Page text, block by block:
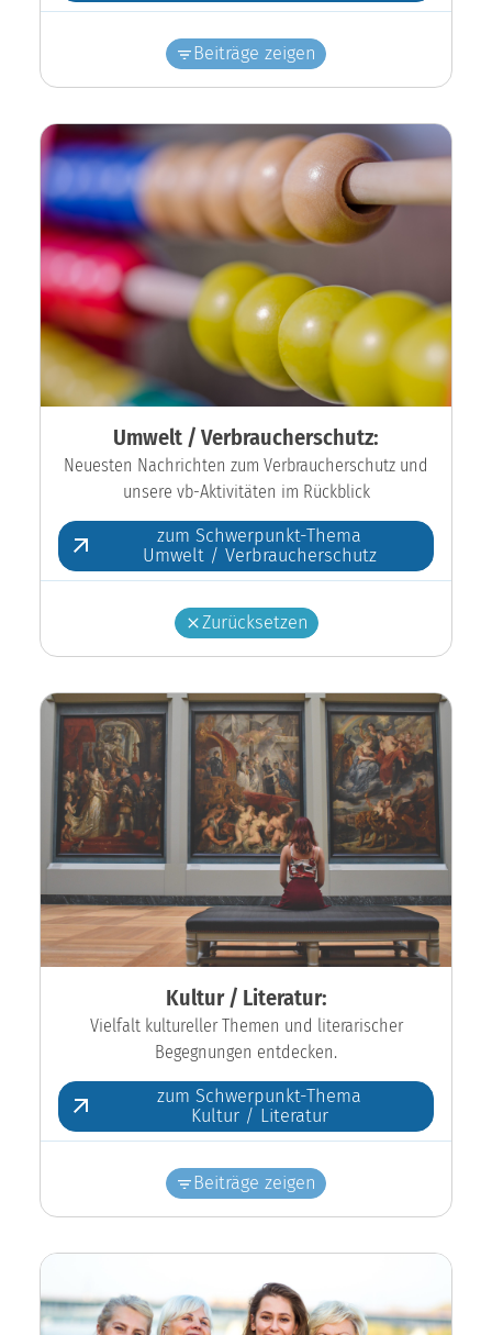
Beiträge zeigen
Umwelt / Verbraucherschutz:
Neuesten Nachrichten zum Verbraucherschutz und
unsere vb-Aktivitäten im Rückblick
zum Schwerpunkt-Thema
Umwelt / Verbraucherschutz
Zurücksetzen
Kultur / Literatur:
Vielfalt kultureller Themen und literarischer
Begegnungen entdecken.
zum Schwerpunkt-Thema
Kultur / Literatur
Beiträge zeigen